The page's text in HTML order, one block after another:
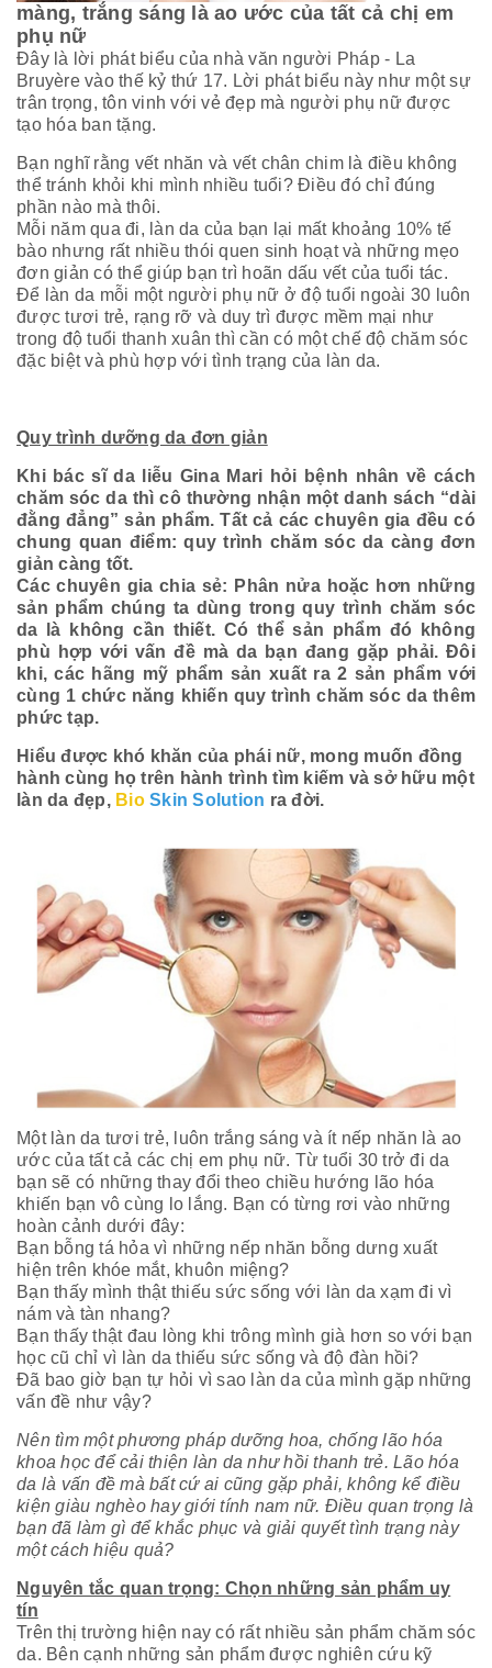
màng, trắng sáng là ao ước của tất cả chị em
phụ nữ
Đây là lời phát biểu của nhà văn người Pháp - La
Bruyère vào thế kỷ thứ 17. Lời phát biểu này như một sự
trân trọng, tôn vinh với vẻ đẹp mà người phụ nữ được
tạo hóa ban tặng.
Bạn nghĩ rằng vết nhăn và vết chân chim là điều không
thể tránh khỏi khi mình nhiều tuổi? Điều đó chỉ đúng
phần nào mà thôi.
Mỗi năm qua đi, làn da của bạn lại mất khoảng 10% tế
bào nhưng rất nhiều thói quen sinh hoạt và những mẹo
đơn giản có thể giúp bạn trì hoãn dấu vết của tuổi tác.
Để làn da mỗi một người phụ nữ ở độ tuổi ngoài 30 luôn
được tươi trẻ, rạng rỡ và duy trì được mềm mại như
trong độ tuổi thanh xuân thì cần có một chế độ chăm sóc
đặc biệt và phù hợp với tình trạng của làn da.
Quy trình dưỡng da đơn giản
Khi bác sĩ da liễu Gina Mari hỏi bệnh nhân về cách
chăm sóc da thì cô thường nhận một danh sách “dài
đằng đẳng” sản phẩm. Tất cả các chuyên gia đều có
chung quan điểm: quy trình chăm sóc da càng đơn
giản càng tốt.
Các chuyên gia chia sẻ: Phân nửa hoặc hơn những
sản phẩm chúng ta dùng trong quy trình chăm sóc
da là không cần thiết. Có thể sản phẩm đó không
phù hợp với vấn đề mà da bạn đang gặp phải. Đôi
khi, các hãng mỹ phẩm sản xuất ra 2 sản phẩm với
cùng 1 chức năng khiến quy trình chăm sóc da thêm
phức tạp.
Hiểu được khó khăn của phái nữ, mong muốn đồng
hành cùng họ trên hành trình tìm kiếm và sở hữu một
làn da đẹp, Bio Skin Solution ra đời.
Một làn da tươi trẻ, luôn trắng sáng và ít nếp nhăn là ao
ước của tất cả các chị em phụ nữ. Từ tuổi 30 trở đi da
bạn sẽ có những thay đổi theo chiều hướng lão hóa
khiến bạn vô cùng lo lắng. Bạn có từng rơi vào những
hoàn cảnh dưới đây:
Bạn bỗng tá hỏa vì những nếp nhăn bỗng dưng xuất
hiện trên khóe mắt, khuôn miệng?
Bạn thấy mình thật thiếu sức sống với làn da xạm đi vì
nám và tàn nhang?
Bạn thấy thật đau lòng khi trông mình già hơn so với bạn
học cũ chỉ vì làn da thiếu sức sống và độ đàn hồi?
Đã bao giờ bạn tự hỏi vì sao làn da của mình gặp những
vấn đề như vậy?
Nên tìm một phương pháp dưỡng hoa, chống lão hóa
khoa học để cải thiện làn da như hồi thanh trẻ. Lão hóa
da là vấn đề mà bất cứ ai cũng gặp phải, không kể điều
kiện giàu nghèo hay giới tính nam nữ. Điều quan trọng là
bạn đã làm gì để khắc phục và giải quyết tình trạng này
một cách hiệu quả?
Nguyên tắc quan trọng: Chọn những sản phẩm uy
tín
Trên thị trường hiện nay có rất nhiều sản phẩm chăm sóc
da. Bên cạnh những sản phẩm được nghiên cứu kỹ